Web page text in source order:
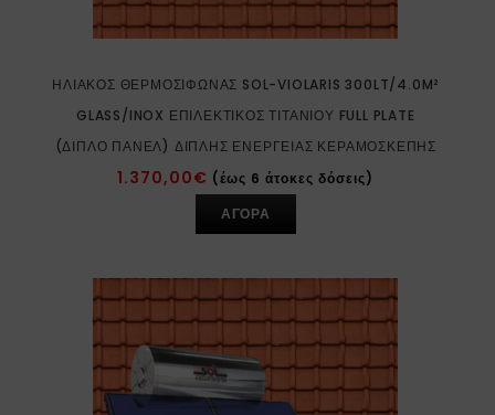
ΗΛΙΑΚΌΣ ΘΕΡΜΟΣΊΦΩΝΑΣ SOL-VIOLARIS 300LT/4.0M²
GLASS/INOX ΕΠΙΛΕΚΤΙΚΌΣ ΤΙΤΑΝΊΟΥ FULL PLATE
(ΔΙΠΛΌ ΠΆΝΕΛ) ΔΙΠΛΉΣ ΕΝΈΡΓΕΙΑΣ ΚΕΡΑΜΟΣΚΕΠΉΣ
1.370,00€ (έως 6 άτοκες δόσεις)
ΑΓΟΡΑ